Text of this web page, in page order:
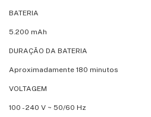
BATERIA
5.200 mAh
DURAÇÃO DA BATERIA
Aproximadamente 180 minutos
VOLTAGEM
100 - 240 V ~ 50/60 Hz